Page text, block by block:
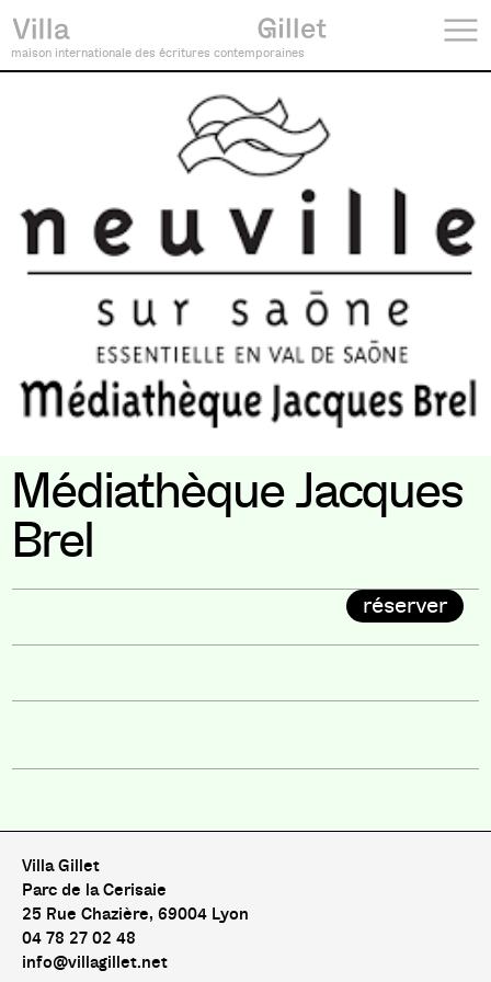
maison internationale des écritures contemporaines
Médiathèque Jacques
Brel
réserver
Villa Gillet
Parc de la Cerisaie
25 Rue Chazière, 69004 Lyon
04 78 27 02 48
info@villagillet.net